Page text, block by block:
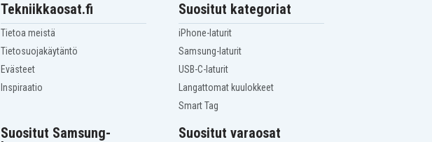
Tekniikkaosat.fi
Tietoa meistä
Tietosuojakäytäntö
Evästeet
Inspiraatio
Suositut kategoriat
iPhone-laturit
Samsung-laturit
USB-C-laturit
Langattomat kuulokkeet
Smart Tag
Suositut Samsung-
Suositut varaosat